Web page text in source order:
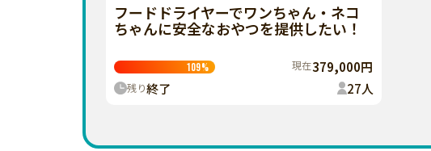
フードドライヤーでワンちゃん・ネコ
ちゃんに安全なおやつを提供したい！
109% 現在379,000円
残り終了 27人